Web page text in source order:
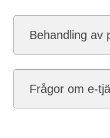
Behandling av
Frågor om e-